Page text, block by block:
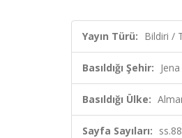
Yayın Türü: Bildiri /
Basıldığı Şehir: Jena
Basıldığı Ülke:
Sayfa Sayıları: ss.88